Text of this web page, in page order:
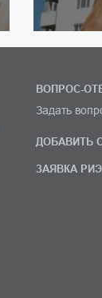
ВОПРОС-
Задать
ДОБАВИТЬ
ЗАЯВКА